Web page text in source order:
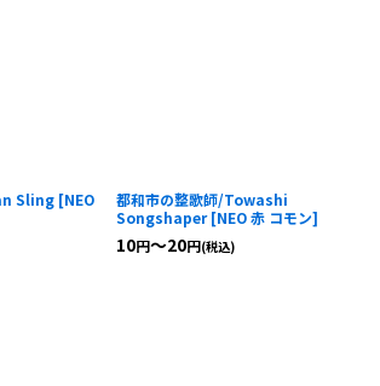
Sling [NEO
都和市の整歌師/Towashi
Songshaper [NEO 赤 コモン]
10円～20円(税込)